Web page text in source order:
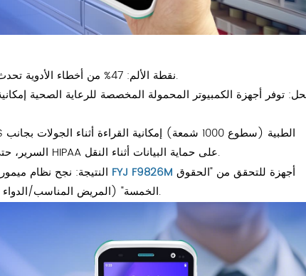
نقطة الألم: 47% من أخطاء الأدوية تحدث بسبب عدم إمكانية الوصول إلى تاريخ المرضى في نقطة الرعاية.
توفر أجهزة الكمبيوتر المحمولة المخصصة للرعاية الصحية
السرير، حتى في ظل الأضواء الساطعة 57. تعمل التشفير المتوافق مع قانون HIPAA على حماية البيانات أثناء النقل.
FYJ F9826M أجهزة للتحقق من "الحقوق
الخمسة" (المريض المناسب/الدواء المناسب/الجرعة المناسبة/الوقت المناسب/الموظف المناسب).